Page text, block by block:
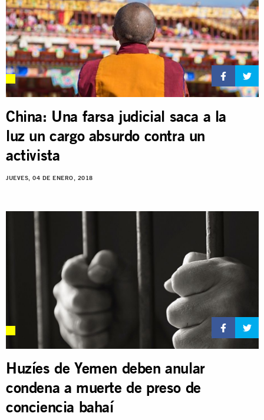
China: Una farsa judicial saca a la
luz un cargo absurdo contra un
activista
JUEVES, 04 DE ENERO, 2018
Huzíes de Yemen deben anular
condena a muerte de preso de
conciencia bahaí